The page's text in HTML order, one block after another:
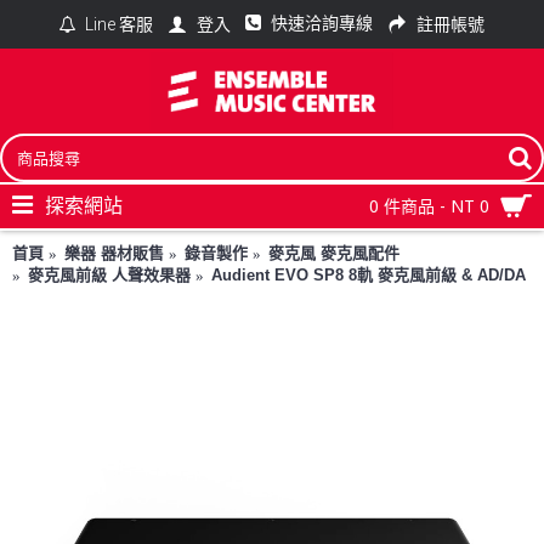
Line 客服 登入 快速洽詢專線 註冊帳號
0 件商品 - NT 0
探索網站
首頁 樂器 器材販售 錄音製作
麥克風 麥克風配件
麥克風前級 人聲效果器
Audient EVO SP8 8軌 麥克風前級 & AD/DA